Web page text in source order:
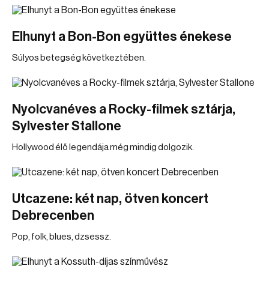
Elhunyt a Bon-Bon együttes énekese
Súlyos betegség következtében.
Nyolcvanéves a Rocky-filmek sztárja,
Sylvester Stallone
Hollywood élő legendája még mindig dolgozik.
Utcazene: két nap, ötven koncert
Debrecenben
Pop, folk, blues, dzsessz.